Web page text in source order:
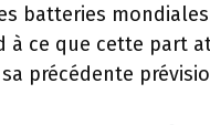
batteries
à ce que cette part
précédente